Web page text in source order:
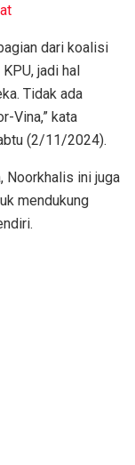
dari koalisi
jadi hal
Tidak ada
Vina,” kata
(2/11/2024).
Noorkhalis ini juga
mendukung